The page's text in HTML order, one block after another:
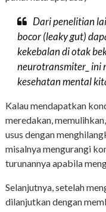
Dari penelitian
bocor (leaky gut)
kekebalan di otak
neurotransmiter_ ini
kesehatan mental
Kalau mendapatkan
meredakan,
usus dengan
misalnya mengurangi
turunannya apabila
Selanjutnya, setelah
dilanjutkan dengan